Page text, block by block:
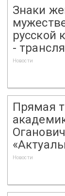
Знаки
русской
-
Новости
Прямая
Новости